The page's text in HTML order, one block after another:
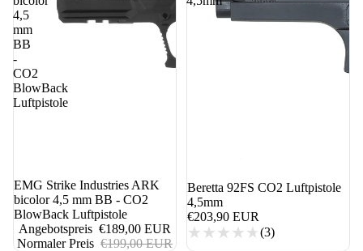
4,5
mm
BB
-
CO2
BlowBack
Luftpistole
5%
EMG Strike Industries ARK
bicolor 4,5 mm BB - CO2
BlowBack Luftpistole
Angebotspreis €189,00 EUR
Normaler Preis €199,00 EUR
Beretta 92FS CO2 Luftpistole
4,5mm
€203,90 EUR
(3)